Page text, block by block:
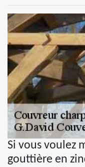
Si vous voulez
gouttière en